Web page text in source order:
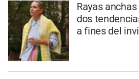
Rayas
dos
a fines del